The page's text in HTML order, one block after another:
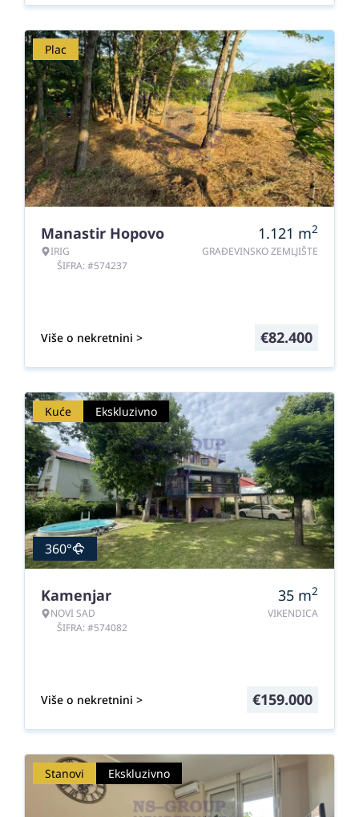
Plac
Manastir Hopovo
IRIG
ŠIFRA: #574237
1.121 m2
GRAĐEVINSKO ZEMLJIŠTE
Više o nekretnini > €82.400
Kuće Ekskluzivno
360°
Kamenjar
NOVI SAD
ŠIFRA: #574082
35 m2
VIKENDICA
Više o nekretnini > €159.000
Stanovi Ekskluzivno